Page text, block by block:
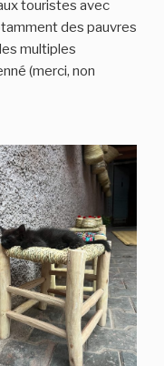
touristes avec
des pauvres
multiples
(merci, non